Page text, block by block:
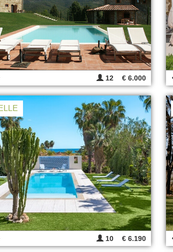
12 € 6.000
10 € 6.190